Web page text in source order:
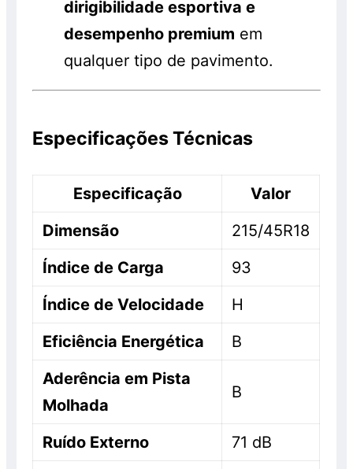
dirigibilidade esportiva e
desempenho premium em
qualquer tipo de pavimento.
Especificações Técnicas
Especificação
Valor
Dimensão
215/45R18
Índice de Carga
93
Índice de Velocidade
H
Eficiência Energética
B
Aderência em Pista
Molhada
B
Ruído Externo
71 dB